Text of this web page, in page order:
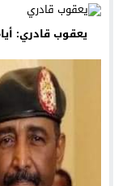
يعقوب قادري: